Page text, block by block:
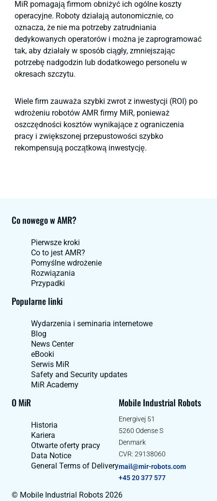
MiR pomagają firmom obniżyć ich ogólne koszty
operacyjne. Roboty działają autonomicznie, co
oznacza, że nie ma potrzeby zatrudniania
dedykowanych operatorów i można je zaprogramować
tak, aby działały w sposób ciągły, zmniejszając
potrzebę nadgodzin lub dodatkowego personelu w
okresach szczytu.
Wiele firm zauważa szybki zwrot z inwestycji (ROI) po
wdrożeniu robotów AMR firmy MiR, ponieważ
oszczędności kosztów wynikające z ograniczenia
pracy i zwiększonej przepustowości szybko
rekompensują początkową inwestycję.
Co nowego w AMR?
Pierwsze kroki
Co to jest AMR?
Pomyślne wdrożenie
Rozwiązania
Przypadki
Popularne linki
Wydarzenia i seminaria internetowe
Blog
News Center
eBooki
Serwis MiR
Safety and Security updates
MiR Academy
O MiR
Historia
Kariera
Otwarte oferty pracy
Data Notice
General Terms of Delivery
Mobile Industrial Robots
Energivej 51
5260 Odense S
Denmark
CVR: 29138060
mail@mir-robots.com
+45 20 377 577
© Mobile Industrial Robots 2026